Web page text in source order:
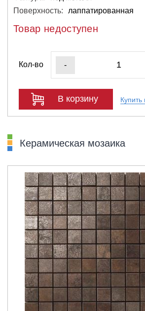
Поверхность:
лаппатированная
Товар недоступен
Кол-во -
В корзину Купить
Керамическая мозаика